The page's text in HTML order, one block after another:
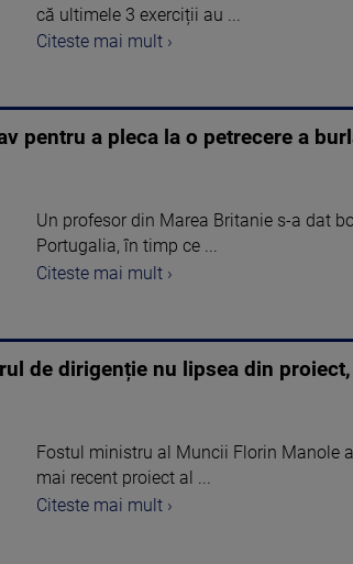
că ultimele 3 exerciții au ...
Citeste mai mult ›
pentru a pleca la o petrecere a
Un profesor din Marea Britanie s-a dat
Portugalia, în timp ce ...
Citeste mai mult ›
de dirigenție nu lipsea din
Fostul ministru al Muncii Florin Manole
mai recent proiect al ...
Citeste mai mult ›